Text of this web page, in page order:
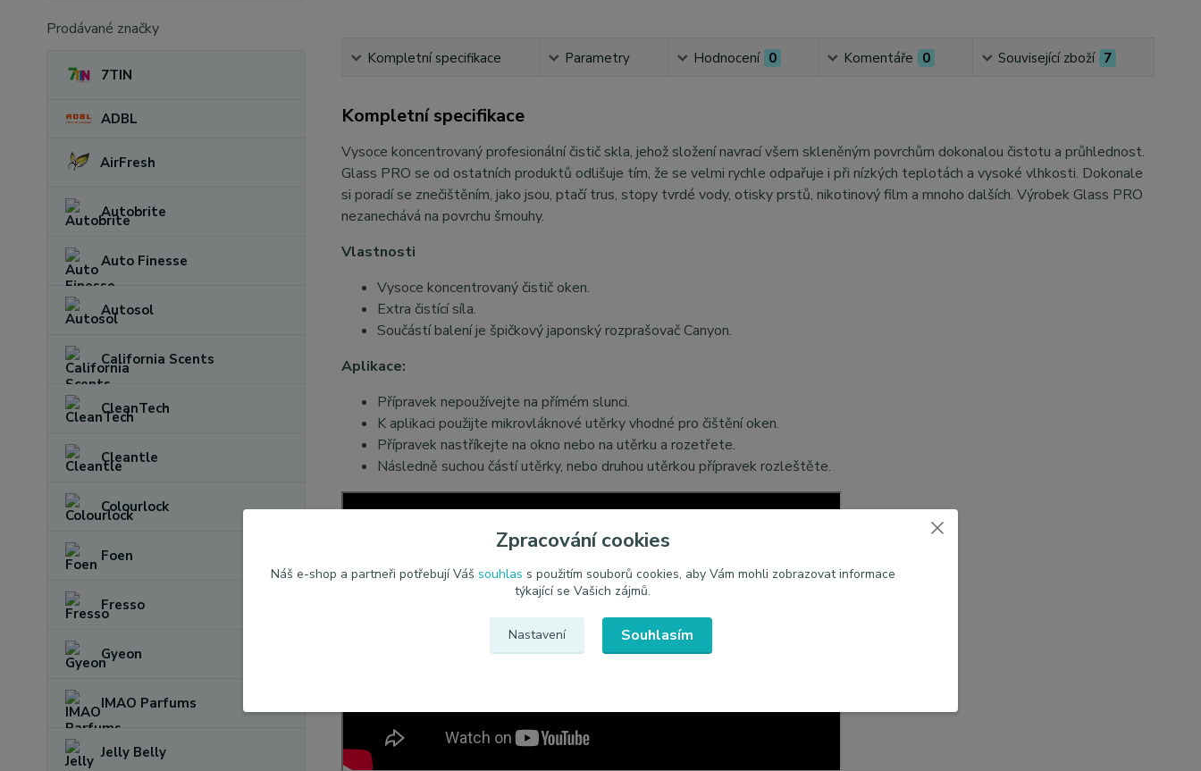
Prodávané značky
7TIN
ADBL
AirFresh
Autobrite
Auto Finesse
Autosol
California Scents
CleanTech
Cleantle
Colourlock
Foen
Fresso
Gyeon
IMAO Parfums
Jelly Belly
Kompletní specifikace Parametry Hodnocení 0 Komentáře 0 Související zboží 7
Kompletní specifikace
Vysoce koncentrovaný profesionální čistič skla, jehož složení navrací všem skleněným povrchům dokonalou čistotu a průhlednost.
Glass PRO se od ostatních produktů odlišuje tím, že se velmi rychle odpařuje i při nízkých teplotách a vysoké vlhkosti. Dokonale
si poradí se znečištěním, jako jsou, ptačí trus, stopy tvrdé vody, otisky prstů, nikotinový film a mnoho dalších. Výrobek Glass PRO
nezanechává na povrchu šmouhy.
Vlastnosti
Vysoce koncentrovaný čistič oken.
Extra čistící síla.
Součástí balení je špičkový japonský rozprašovač Canyon.
Aplikace:
Přípravek nepoužívejte na přímém slunci.
K aplikaci použijte mikrovláknové utěrky vhodné pro čištění oken.
Přípravek nastříkejte na okno nebo na utěrku a rozetřete.
Následně suchou částí utěrky, nebo druhou utěrkou přípravek rozleštěte.
Zpracování cookies
Náš e-shop a partneři potřebují Váš souhlas s použitím souborů cookies, aby Vám mohli zobrazovat informace
týkající se Vašich zájmů.
Nastavení Souhlasím